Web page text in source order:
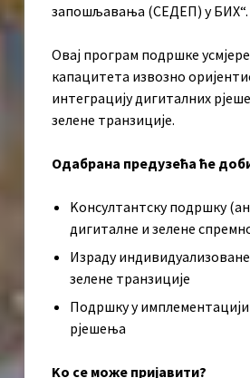
запошљавања (СЕДЕП) у БИХ“.
Овај програм подршке
капацитета извозно
интеграцију дигиталних
зелене транзиције.
Одабрана предузећа ће
Kонсултантску подршку
дигиталне и зелене
Израду
зелене транзиције
Подршку у
рјешења
Kо се може пријавити?